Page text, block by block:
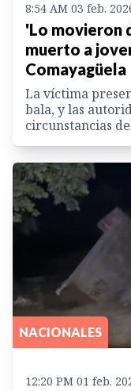
8:54 AM 03 feb.
'Lo movieron
muerto a
Comayagüela
La víctima
bala, y las
circunstancias
NACIONALES
12:20 PM 01 feb.